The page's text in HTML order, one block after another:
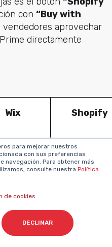
para mejorar nuestros
con sus preferencias
navegación. Para obtener más
consulte nuestra Política
de cookies
DECLINAR
con “Buy with
aprovechar
directamente
Wix Shopify
por
Incluida
de 80
(Mercado
Shopify